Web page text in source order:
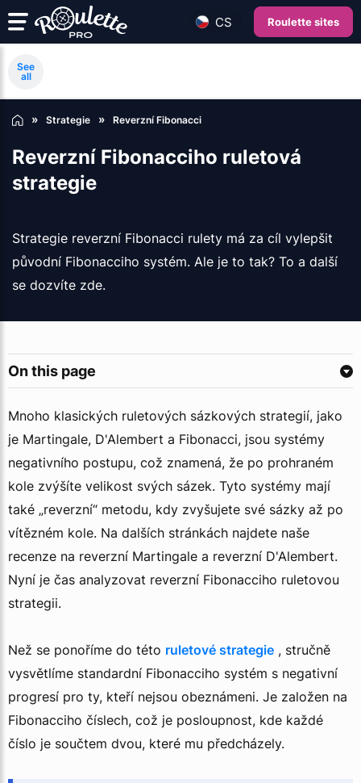
CS Roulette sites
See
all
Strategie Reverzní Fibonacci
Reverzní Fibonacciho ruletová
strategie
Strategie reverzní Fibonacci rulety má za cíl vylepšit
původní Fibonacciho systém. Ale je to tak? To a další
se dozvíte zde.
On this page
Mnoho klasických ruletových sázkových strategií, jako
je Martingale, D'Alembert a Fibonacci, jsou systémy
negativního postupu, což znamená, že po prohraném
kole zvýšíte velikost svých sázek. Tyto systémy mají
také „reverzní“ metodu, kdy zvyšujete své sázky až po
vítězném kole. Na dalších stránkách najdete naše
recenze na reverzní Martingale a reverzní D'Alembert.
Nyní je čas analyzovat reverzní Fibonacciho ruletovou
strategii.
Než se ponoříme do této ruletové strategie , stručně
vysvětlíme standardní Fibonacciho systém s negativní
progresí pro ty, kteří nejsou obeznámeni. Je založen na
Fibonacciho číslech, což je posloupnost, kde každé
číslo je součtem dvou, které mu předcházely.